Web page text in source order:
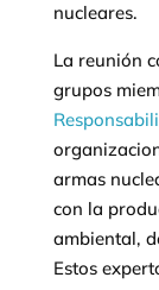
nucleares.
La reunión
grupos
armas
con la
ambiental,
Estos